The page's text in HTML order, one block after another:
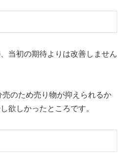
当初の期待よりは改善しません
のため売り物が抑えられるか
欲しかったところです。